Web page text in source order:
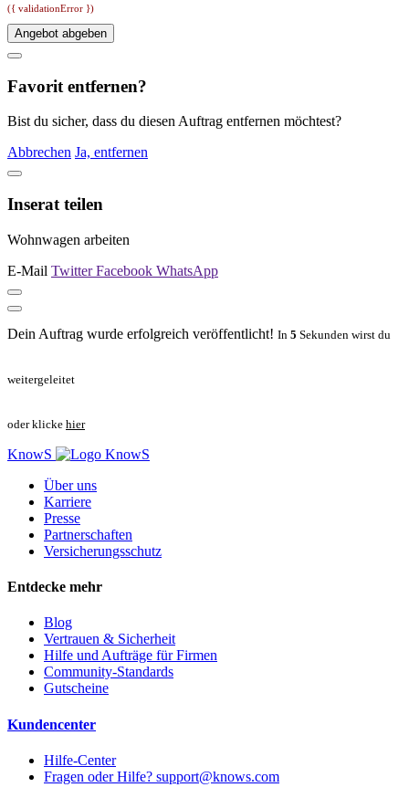
({ validationError })
Angebot abgeben
Favorit entfernen?
Bist du sicher, dass du diesen Auftrag entfernen möchtest?
Abbrechen Ja, entfernen
Inserat teilen
Wohnwagen arbeiten
E-Mail TwitterFacebook WhatsApp
Dein Auftrag wurde erfolgreich veröffentlicht! In 5 Sekunden wirst du
weitergeleitet
oder klicke hier
KnowS
Über uns
Karriere
Presse
Partnerschaften
Versicherungsschutz
Entdecke mehr
Blog
Vertrauen & Sicherheit
Hilfe und Aufträge für Firmen
Community-Standards
Gutscheine
Kundencenter
Hilfe-Center
Fragen oder Hilfe? support@knows.com